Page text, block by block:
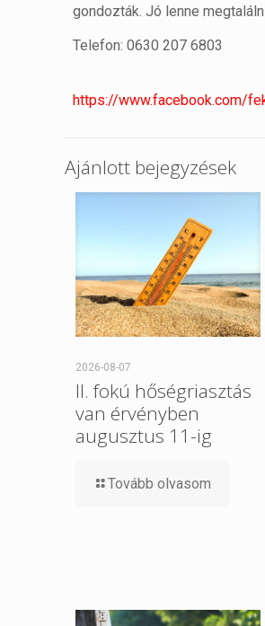
gondozták. Jó lenne
Telefon: 0630 207 6803
https://www.facebook.com/
Ajánlott bejegyzések
2026-08-07
II. fokú hőségriasztás
van érvényben
augusztus 11-ig
Tovább olvasom